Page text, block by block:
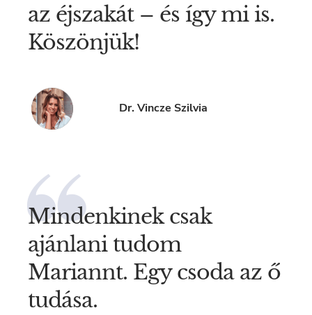
az éjszakát – és így mi is.
Köszönjük!
Dr. Vincze Szilvia
Mindenkinek csak
ajánlani tudom
Mariannt. Egy csoda az ő
tudása.